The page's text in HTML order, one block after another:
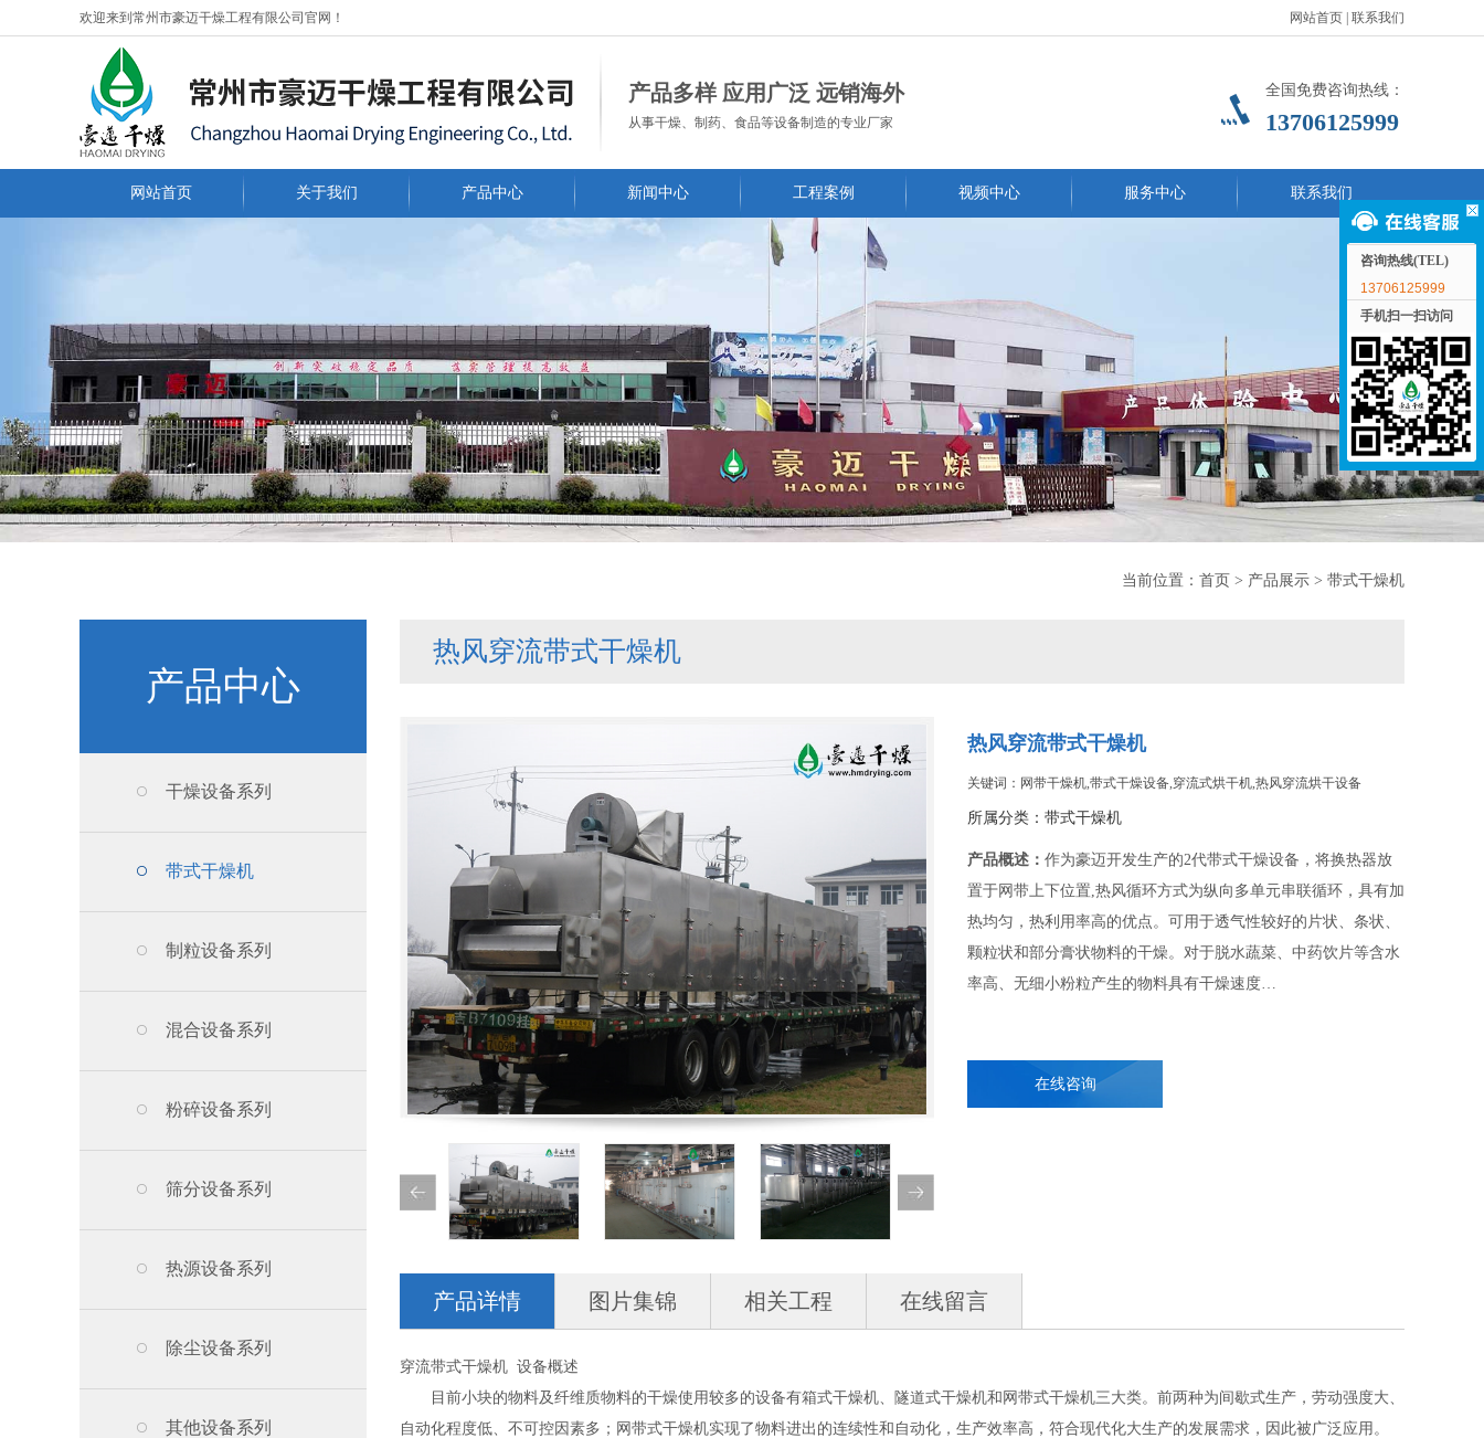
欢迎来到常州市豪迈干燥工程有限公司官网！ 网站首页 联系我们
产品多样 应用广泛 远销海外
从事干燥、制药、食品等设备制造的专业厂家
全国免费咨询热线：
13706125999
网站首页 关于我们 产品中心 新闻中心 工程案例 视频中心 服务中心 联系我们
当前位置： 首页 > 产品展示 > 带式干燥机
产品中心
干燥设备系列
带式干燥机
制粒设备系列
混合设备系列
粉碎设备系列
筛分设备系列
热源设备系列
除尘设备系列
其他设备系列
热风穿流带式干燥机
热风穿流带式干燥机
关键词：网带干燥机,带式干燥设备,穿流式烘干机,热风穿流烘干设备
所属分类： 带式干燥机
产品概述： 作为豪迈开发生产的2代带式干燥设备，将换热器放
置于网带上下位置,热风循环方式为纵向多单元串联循环，具有加
热均匀，热利用率高的优点。可用于透气性较好的片状、条状、
颗粒状和部分膏状物料的干燥。对于脱水蔬菜、中药饮片等含水
率高、无细小粉粒产生的物料具有干燥速度…
在线咨询
产品详情 图片集锦 相关工程 在线留言
穿流带式干燥机 设备概述
目前小块的物料及纤维质物料的干燥使用较多的设备有箱式干燥机、隧道式干燥机和网带式干燥机三大类。前两种为间歇式生产，劳动强度大、
自动化程度低、不可控因素多；网带式干燥机实现了物料进出的连续性和自动化，生产效率高，符合现代化大生产的发展需求，因此被广泛应用。
咨询热线(TEL)
13706125999
手机扫一扫访问